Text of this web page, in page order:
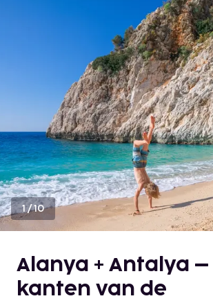
1/10
Alanya + Antalya
kanten van de